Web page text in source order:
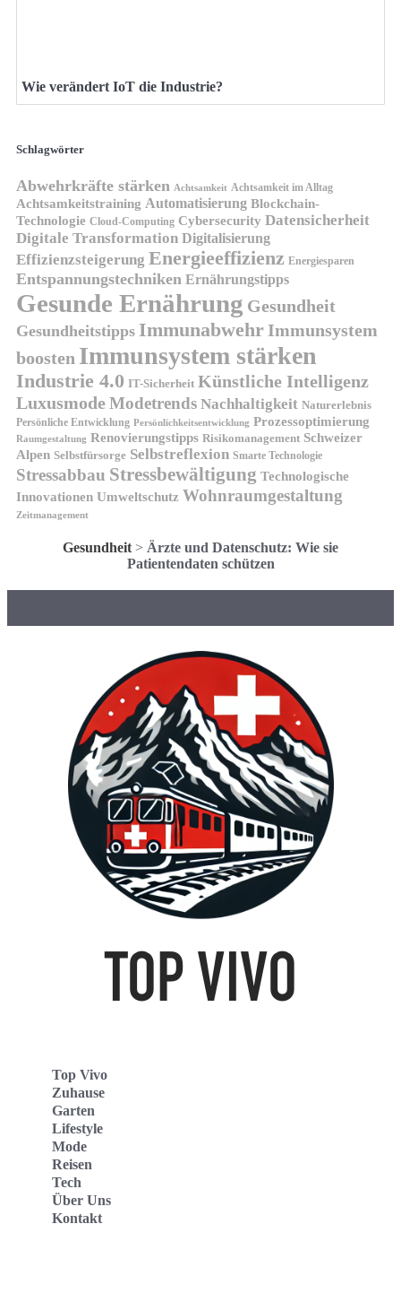
Wie verändert IoT die Industrie?
Schlagwörter
Abwehrkräfte stärken Achtsamkeit Achtsamkeit im Alltag
Achtsamkeitstraining Automatisierung Blockchain-
Technologie Cloud-Computing Cybersecurity Datensicherheit
Digitale Transformation Digitalisierung
Effizienzsteigerung Energieeffizienz Energiesparen
Entspannungstechniken Ernährungstipps
Gesunde Ernährung Gesundheit
Gesundheitstipps Immunabwehr Immunsystem
boosten Immunsystem stärken
Industrie 4.0 IT-Sicherheit Künstliche Intelligenz
LuxusmodeModetrends Nachhaltigkeit Naturerlebnis
Persönliche Entwicklung Persönlichkeitsentwicklung Prozessoptimierung
Raumgestaltung Renovierungstipps Risikomanagement Schweizer
Alpen Selbstfürsorge Selbstreflexion Smarte Technologie
Stressabbau Stressbewältigung Technologische
Innovationen Umweltschutz Wohnraumgestaltung
Zeitmanagement
Gesundheit > Ärzte und Datenschutz: Wie sie
Patientendaten schützen
Top Vivo
Zuhause
Garten
Lifestyle
Mode
Reisen
Tech
Über Uns
Kontakt